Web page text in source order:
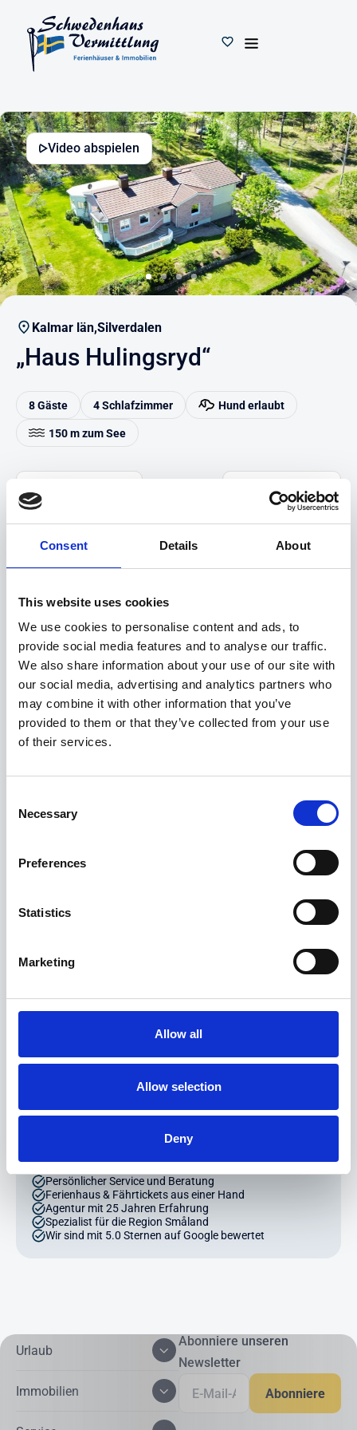
Consent Details About
This website uses cookies
We use cookies to personalise content and ads, to
provide social media features and to analyse our traffic.
We also share information about your use of our site with
our social media, advertising and analytics partners who
may combine it with other information that you’ve
provided to them or that they’ve collected from your use
of their services.
Selection
Necessary
Preferences
Statistics
Marketing
Allow all
Allow selection
Deny
Video abspielen
Kalmar län,Silverdalen
„Haus Hulingsryd“
8 Gäste 4 Schlafzimmer Hund erlaubt
150 m zum See
Beschreibung
Hinweise
Saisonzeiten & Preise
Verfügbarkeit oder Buchung? Wir helfen Ihnen
Schreiben Sie uns
Telefon: +49 (0) 4203 - 700 44 99
Persönlicher Service und Beratung
Ferienhaus & Fährtickets aus einer Hand
Agentur mit 25 Jahren Erfahrung
Spezialist für die Region Småland
Wir sind mit 5.0 Sternen auf Google bewertet
Urlaub
Immobilien
Abonniere unseren
Newsletter